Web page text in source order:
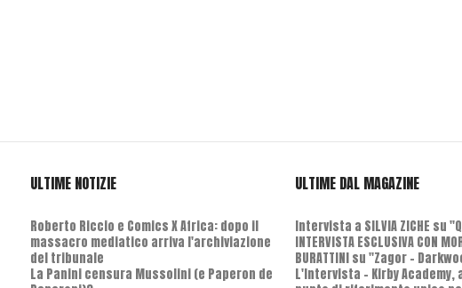
ULTIME NOTIZIE
Roberto Riccio e Comics X Africa: dopo il
massacro mediatico arriva l'archiviazione
del tribunale
La Panini censura Mussolini (e Paperon de
ULTIME DAL MAGAZINE
Intervista a SILVIA ZICHE su
INTERVISTA ESCLUSIVA CON
BURATTINI su "Zagor -
L'Intervista - Kirby Academy,